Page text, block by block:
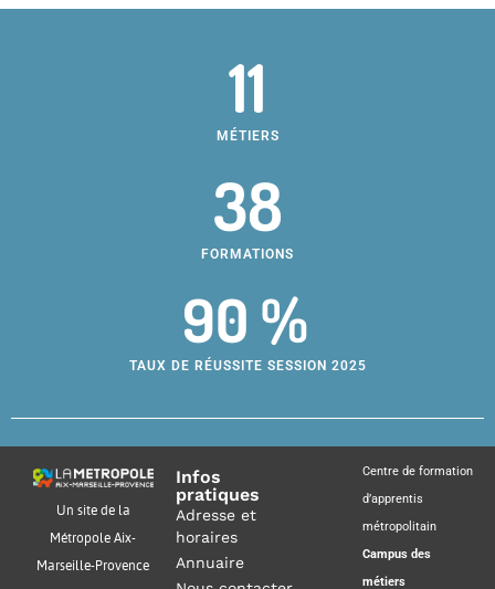
11
MÉTIERS
38
FORMATIONS
90 %
TAUX DE RÉUSSITE SESSION 2025
Un site de la
Métropole Aix-
Marseille-Provence
Infos
pratiques
Adresse et
horaires
Annuaire
Centre de formation
d’apprentis
métropolitain
Campus des
métiers